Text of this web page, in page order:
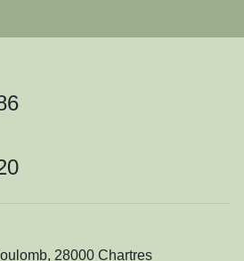
28000 Chartres